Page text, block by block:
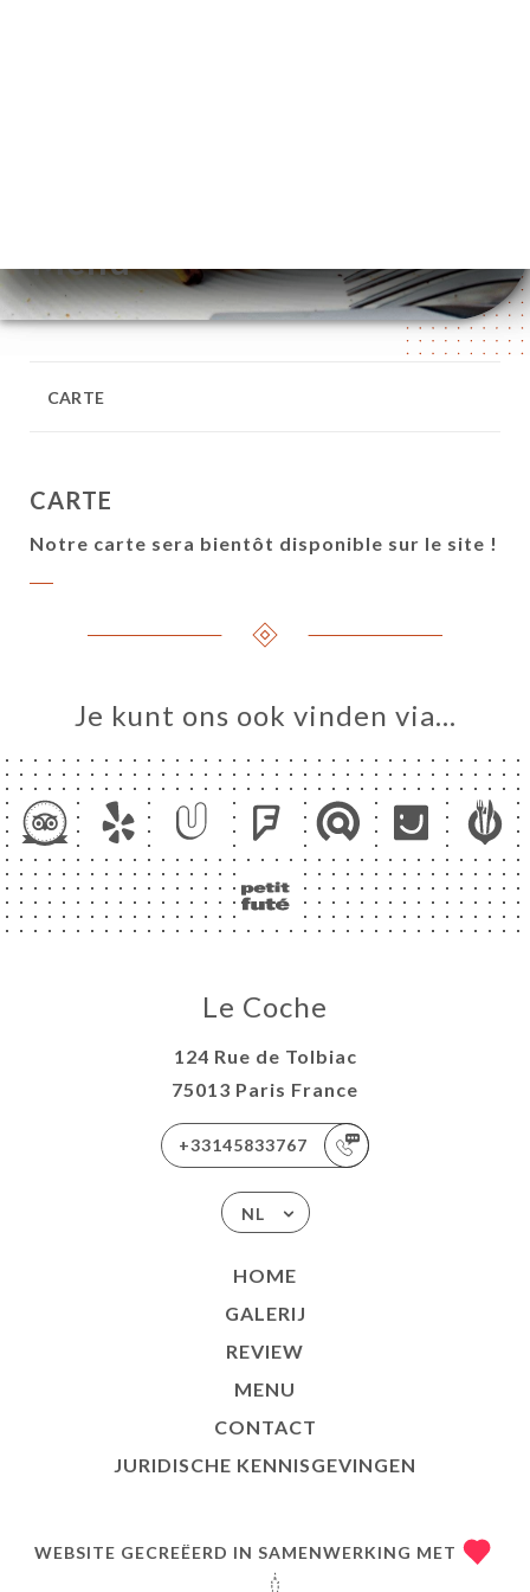
Menu
CARTE
CARTE
Notre carte sera bientôt disponible sur le site !
Je kunt ons ook vinden via…
Le Coche
124 Rue de Tolbiac
75013 Paris France
+33145833767
NL
HOME
GALERIJ
REVIEW
MENU
CONTACT
JURIDISCHE KENNISGEVINGEN
WEBSITE GECREËERD IN SAMENWERKING MET